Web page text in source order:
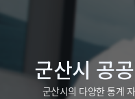
군산시 공
군산시의 다양한 통계